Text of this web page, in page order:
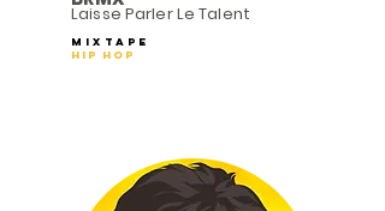
Laisse Parler Le Talent
Mixtape
Hip Hop